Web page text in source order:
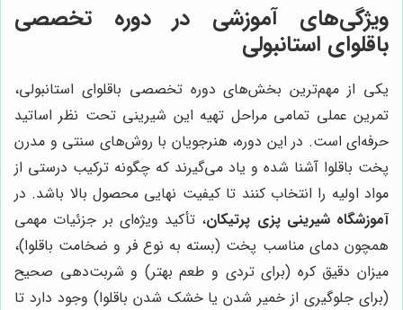
ویژگی‌های آموزشی در دوره تخصصی
باقلوای استانبولی
یکی از مهم‌ترین بخش‌های دوره تخصصی باقلوای استانبولی،
تمرین عملی تمامی مراحل تهیه این شیرینی تحت نظر اساتید
حرفه‌ای است. در این دوره، هنرجویان با روش‌های سنتی و مدرن
پخت باقلوا آشنا شده و یاد می‌گیرند که چگونه ترکیب درستی از
مواد اولیه را انتخاب کنند تا کیفیت نهایی محصول بالا باشد. در
آموزشگاه شیرینی پزی پرتیکان، تأکید ویژه‌ای بر جزئیات مهمی
همچون دمای مناسب پخت (بسته به نوع فر و ضخامت باقلوا)،
میزان دقیق کره (برای تردی و طعم بهتر) و شربت‌دهی صحیح
(برای جلوگیری از خمیر شدن یا خشک شدن باقلوا) وجود دارد تا